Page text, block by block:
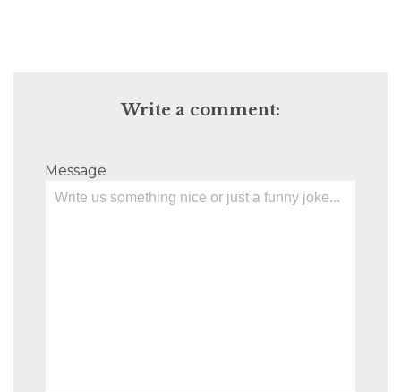
Write a comment:
Message